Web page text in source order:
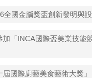
全國金腦獎盃創新發明與
加「INCA國際盃美業技能
屆國際廚藝美食藝術大獎